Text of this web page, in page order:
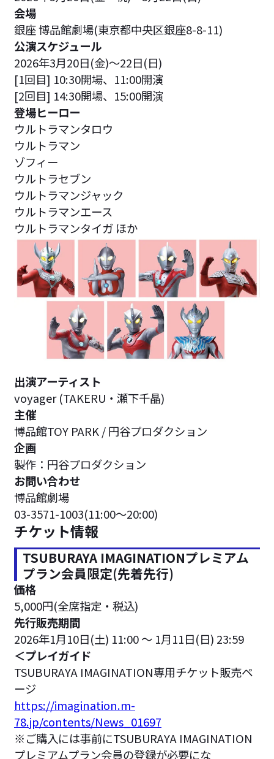
会場
銀座 博品館劇場(東京都中央区銀座8-8-11)
公演スケジュール
2026年3月20日(金)～22日(日)
[1回目] 10:30開場、11:00開演
[2回目] 14:30開場、15:00開演
登場ヒーロー
ウルトラマンタロウ
ウルトラマン
ゾフィー
ウルトラセブン
ウルトラマンジャック
ウルトラマンエース
ウルトラマンタイガ ほか
出演アーティスト
voyager (TAKERU・瀬下千晶)
主催
博品館TOY PARK / 円谷プロダクション
企画
製作：円谷プロダクション
お問い合わせ
博品館劇場
03-3571-1003(11:00～20:00)
チケット情報
TSUBURAYA IMAGINATIONプレミアム
プラン会員限定(先着先行)
価格
5,000円(全席指定・税込)
先行販売期間
2026年1月10日(土) 11:00 ～ 1月11日(日) 23:59
＜プレイガイド
TSUBURAYA IMAGINATION専用チケット販売ペ
ージ
https://imagination.m-
78.jp/contents/News_01697
※ご購入には事前にTSUBURAYA IMAGINATION
プレミアムプラン会員の登録が必要にな